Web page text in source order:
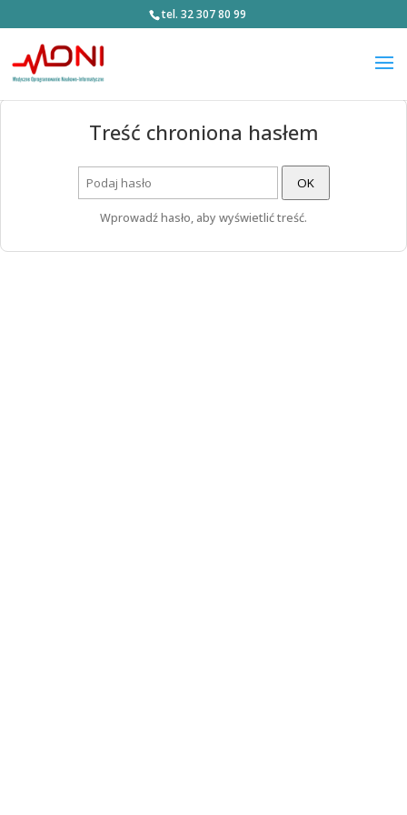
tel. 32 307 80 99
Treść chroniona hasłem
OK
Wprowadź hasło, aby wyświetlić treść.